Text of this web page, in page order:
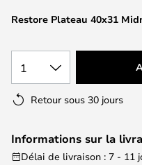
gallery
Restore Plateau 40x31
1
Retour sous 30 jours
Informations sur la
Délai de livraison : 7 - 11